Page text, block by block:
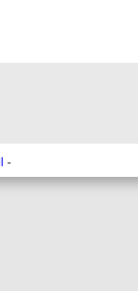
-